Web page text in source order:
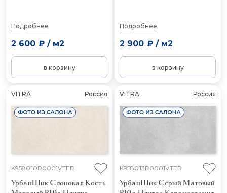
Подробнее
2 600 ₽/ м2
в корзину
Подробнее
2 900 ₽/ м2
в корзину
VITRA Россия
K958010R0001VTER
УрбанШик Слоновая Кость
VITRA Россия
K958013R0001VTER
УрбанШик Серый Матовый